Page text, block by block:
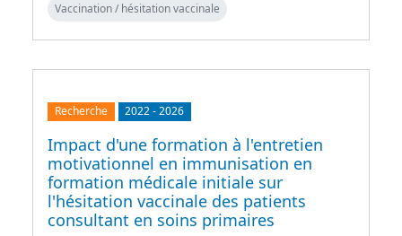
Vaccination / hésitation vaccinale
Recherche 2022-2026
Impact d'une formation à l'entretien
motivationnel en immunisation en
formation médicale initiale sur
l'hésitation vaccinale des patients
consultant en soins primaires